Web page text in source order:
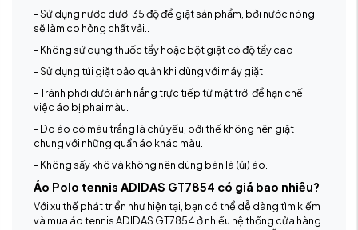
- Sử dụng nước dưới 35 độ để giặt sản phẩm, bởi nước nóng
sẽ làm co hỏng chất vải..
- Không sử dụng thuốc tẩy hoặc bột giặt có độ tẩy cao
- Sử dụng túi giặt bảo quản khi dùng với máy giặt
- Tránh phơi dưới ánh nắng trực tiếp từ mặt trời để hạn chế
việc áo bị phai màu.
- Do áo có màu trắng là chủ yếu, bởi thế không nên giặt
chung với những quần áo khác màu.
- Không sấy khô và không nên dùng bàn là (ủi) áo.
Áo Polo tennis ADIDAS GT7854 có giá bao nhiêu?
Với xu thế phát triển như hiện tại, bạn có thể dễ dàng tìm kiếm
và mua áo tennis ADIDAS GT7854 ở nhiều hệ thống cửa hàng